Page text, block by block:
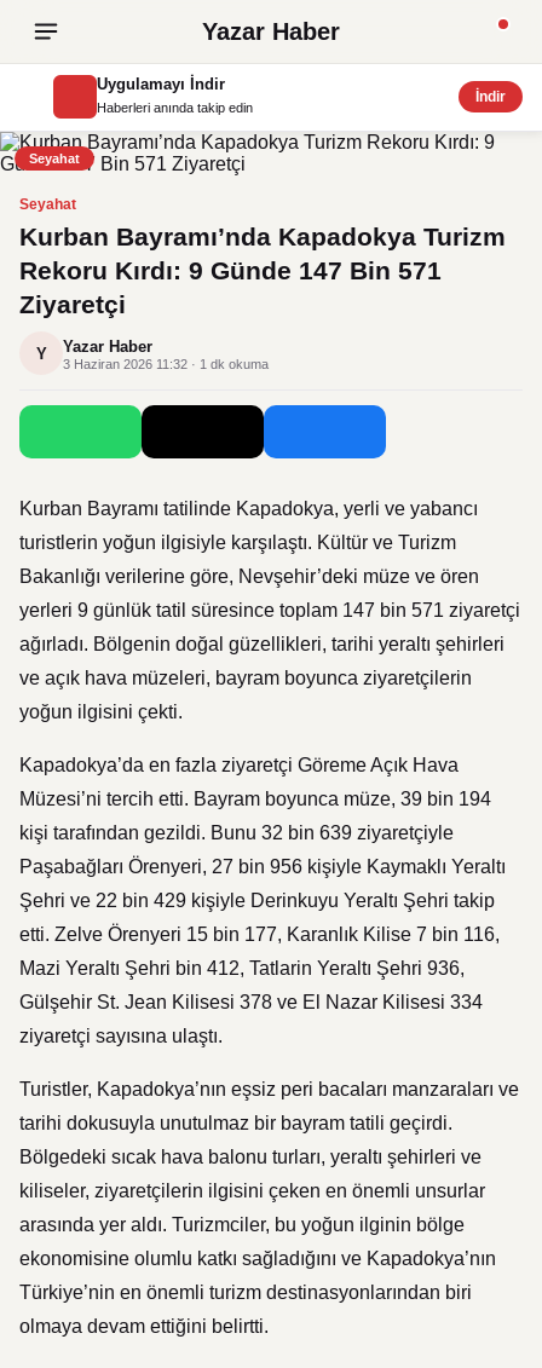
Yazar Haber
Uygulamayı İndir
Haberleri anında takip edin
İndir
Seyahat
Seyahat
Kurban Bayramı’nda Kapadokya Turizm
Rekoru Kırdı: 9 Günde 147 Bin 571
Ziyaretçi
Y Yazar Haber
3 Haziran 2026 11:32 · 1 dk okuma
Kurban Bayramı tatilinde Kapadokya, yerli ve yabancı
turistlerin yoğun ilgisiyle karşılaştı. Kültür ve Turizm
Bakanlığı verilerine göre, Nevşehir’deki müze ve ören
yerleri 9 günlük tatil süresince toplam 147 bin 571 ziyaretçi
ağırladı. Bölgenin doğal güzellikleri, tarihi yeraltı şehirleri
ve açık hava müzeleri, bayram boyunca ziyaretçilerin
yoğun ilgisini çekti.
Kapadokya’da en fazla ziyaretçi Göreme Açık Hava
Müzesi’ni tercih etti. Bayram boyunca müze, 39 bin 194
kişi tarafından gezildi. Bunu 32 bin 639 ziyaretçiyle
Paşabağları Örenyeri, 27 bin 956 kişiyle Kaymaklı Yeraltı
Şehri ve 22 bin 429 kişiyle Derinkuyu Yeraltı Şehri takip
etti. Zelve Örenyeri 15 bin 177, Karanlık Kilise 7 bin 116,
Mazi Yeraltı Şehri bin 412, Tatlarin Yeraltı Şehri 936,
Gülşehir St. Jean Kilisesi 378 ve El Nazar Kilisesi 334
ziyaretçi sayısına ulaştı.
Turistler, Kapadokya’nın eşsiz peri bacaları manzaraları ve
tarihi dokusuyla unutulmaz bir bayram tatili geçirdi.
Bölgedeki sıcak hava balonu turları, yeraltı şehirleri ve
kiliseler, ziyaretçilerin ilgisini çeken en önemli unsurlar
arasında yer aldı. Turizmciler, bu yoğun ilginin bölge
ekonomisine olumlu katkı sağladığını ve Kapadokya’nın
Türkiye’nin en önemli turizm destinasyonlarından biri
olmaya devam ettiğini belirtti.